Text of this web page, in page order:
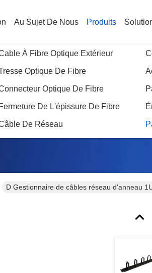
Au Sujet De Nous Produits
À Fibre Optique Extérieur
Optique De Fibre
Optique De Fibre
Fermeture De L'épissure De Fibre
De Réseau
Détails Des
D Gestionnaire de câbles réseau d'anneau